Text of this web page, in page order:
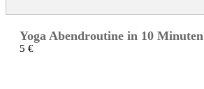
Yoga Abendroutine in 10 Minuten
5 €